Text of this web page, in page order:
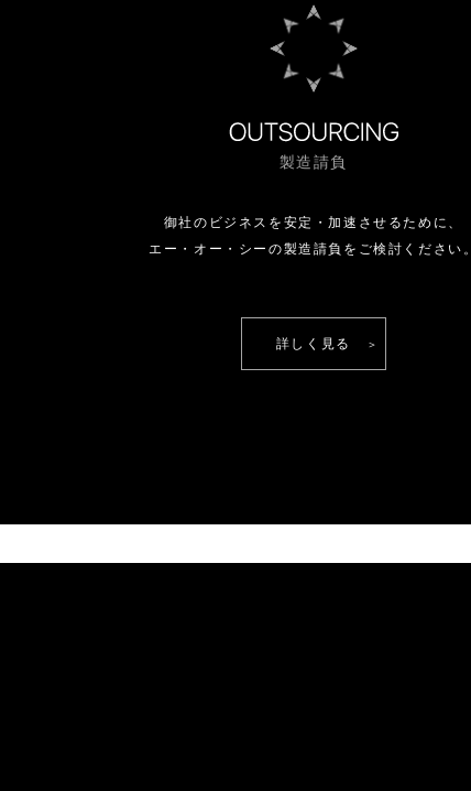
製造請負
御社のビジネスを安定・加速させるために、
エー・オー・シーの製造請負をご検討ください。
詳しく見る